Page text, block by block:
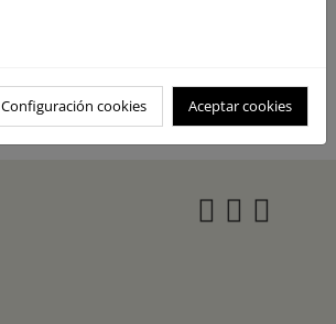
Configuración cookies Aceptar cookies